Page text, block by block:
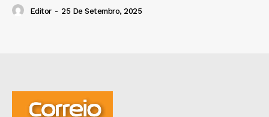
Editor - 25 De Setembro, 2025